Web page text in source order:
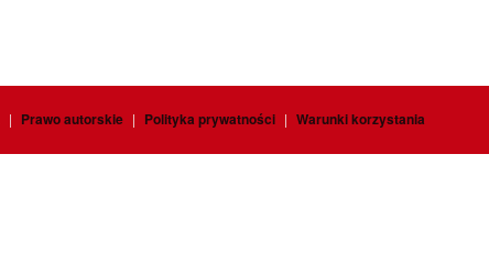
| Prawo autorskie | Polityka prywatności | Warunki korzystania